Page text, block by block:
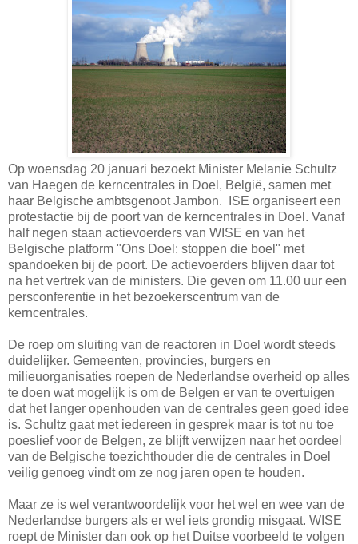
Op woensdag 20 januari bezoekt Minister Melanie Schultz
van Haegen de kerncentrales in Doel, België, samen met
haar Belgische ambtsgenoot Jambon. ISE organiseert een
protestactie bij de poort van de kerncentrales in Doel. Vanaf
half negen staan actievoerders van WISE en van het
Belgische platform "Ons Doel: stoppen die boel" met
spandoeken bij de poort. De actievoerders blijven daar tot
na het vertrek van de ministers. Die geven om 11.00 uur een
persconferentie in het bezoekerscentrum van de
kerncentrales.
De roep om sluiting van de reactoren in Doel wordt steeds
duidelijker. Gemeenten, provincies, burgers en
milieuorganisaties roepen de Nederlandse overheid op alles
te doen wat mogelijk is om de Belgen er van te overtuigen
dat het langer openhouden van de centrales geen goed idee
is. Schultz gaat met iedereen in gesprek maar is tot nu toe
poeslief voor de Belgen, ze blijft verwijzen naar het oordeel
van de Belgische toezichthouder die de centrales in Doel
veilig genoeg vindt om ze nog jaren open te houden.
Maar ze is wel verantwoordelijk voor het wel en wee van de
Nederlandse burgers als er wel iets grondig misgaat. WISE
roept de Minister dan ook op het Duitse voorbeeld te volgen